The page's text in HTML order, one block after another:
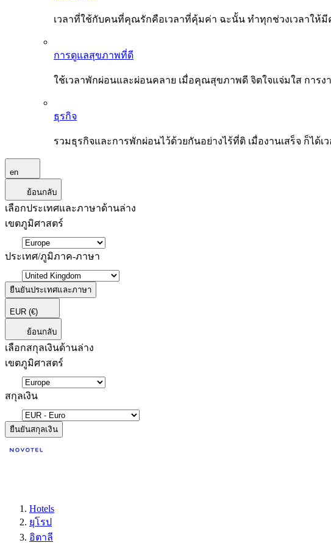
เวลาที่ใช้กับคนที่คุณรักคือเวลาที่คุ้มค่า ฉะนั้น ทำทุกช่วงเวลาใ
การดูแลสุขภาพที่ดี
ใช้เวลาพักผ่อนและผ่อนคลาย เมื่อคุณสุขภาพดี จิตใจแจ่มใส การ
ธุรกิจ
รวมธุรกิจและการพักผ่อนไว้ด้วยกันอย่างไร้ที่ติ เมื่องานเสร็จ ก็ได้
en
ย้อนกลับ
เลือกประเทศและภาษาด้านล่าง
เขตภูมิศาสตร์
ประเทศ/ภูมิภาค-ภาษา
ยืนยันประเทศและภาษา
EUR (€)
ย้อนกลับ
เลือกสกุลเงินด้านล่าง
เขตภูมิศาสตร์
สกุลเงิน
ยืนยันสกุลเงิน
Hotels
ยุโรป
อิตาลี